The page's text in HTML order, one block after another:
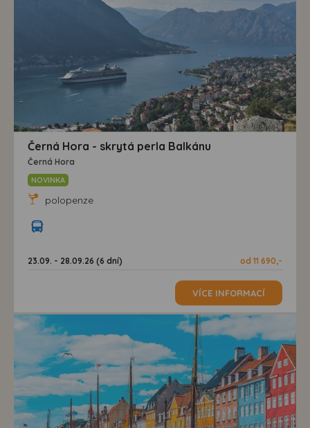
Černá Hora - skrytá perla Balkánu
Černá Hora
NOVINKA
polopenze
23.09. - 28.09.26 (6 dní) od 11 690,-
VÍCE INFORMACÍ